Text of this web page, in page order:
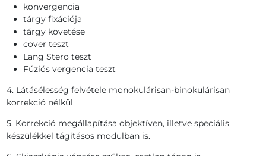
konvergencia
tárgy fixációja
tárgy követése
cover teszt
Lang Stero teszt
Fúziós vergencia teszt
4. Látásélesség felvétele monokulárisan-binokulárisan
korrekció nélkül
5. Korrekció megállapítása objektíven, illetve speciális
készülékkel tágításos modulban is.